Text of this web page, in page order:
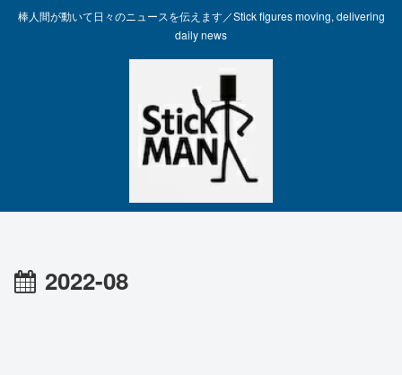
棒人間が動いて日々のニュースを伝えます／Stick figures moving, delivering
daily news
2022-08